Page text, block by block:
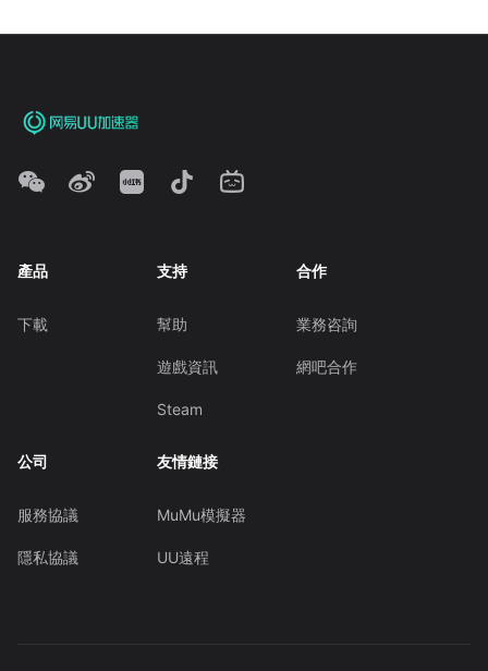
產品
下載
支持
幫助
遊戲資訊
Steam
合作
業務咨詢
網吧合作
公司
服務協議
隱私協議
友情鏈接
MuMu模擬器
UU遠程